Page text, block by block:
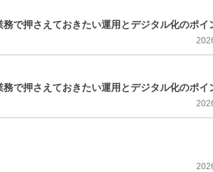
で押さえておきたい運用とデジタル化のポイ
で押さえておきたい運用とデジタル化のポイ